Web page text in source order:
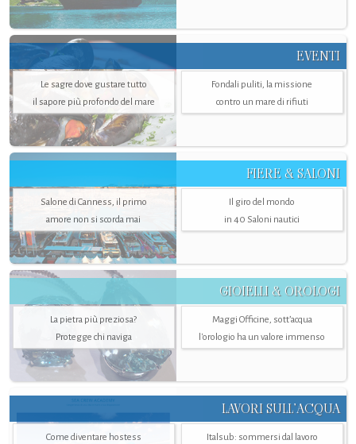
EVENTI
Le sagre dove gustare tutto
il sapore più profondo del mare
Fondali puliti, la missione
contro un mare di rifiuti
FIERE & SALONI
Salone di Canness, il primo
amore non si scorda mai
Il giro del mondo
in 40 Saloni nautici
GIOIELLI & OROLOGI
La pietra più preziosa?
Protegge chi naviga
Maggi Officine, sott’acqua
l'orologio ha un valore immenso
LAVORI SULL’ACQUA
Come diventare hostess
Italsub: sommersi dal lavoro